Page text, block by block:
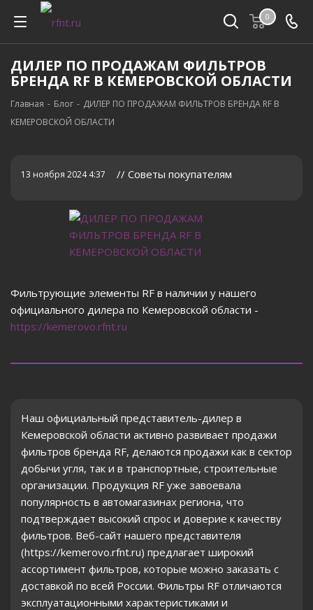
0
ДИЛЕР ПО ПРОДАЖАМ ФИЛЬТРОВ
БРЕНДА RF В КЕМЕРОВСКОЙ ОБЛАСТИ
Главная - Блог - ДИЛЕР ПО ПРОДАЖАМ ФИЛЬТРОВ БРЕНДА RF В
КЕМЕРОВСКОЙ ОБЛАСТИ
13 ноября 2024 4:37 // Советы покупателям
Фильтрующие элементы RF в наличии у нашего
официального дилера по Кемеровской области -
https://kemerovo.rfnt.ru
Наш официальный представитель-дилер в
Кемеровской области активно развивает продажи
фильтров бренда RF, делаются продажи как в сектор
добычи угля, так и в транспортные, строительные
организации. Продукция RF уже завоевала
популярность в автомагазинах региона, что
подтверждает высокий спрос и доверие к качеству
фильтров. Веб-сайт нашего представителя
(https://kemerovo.rfnt.ru) предлагает широкий
ассортимент фильтров, которые можно заказать с
доставкой по всей России. Фильтры RF отличаются
эксплуатационными характеристиками и